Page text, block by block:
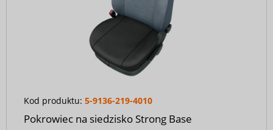
Kod produktu: 5-9136-219-4010
Pokrowiec na siedzisko Strong Base